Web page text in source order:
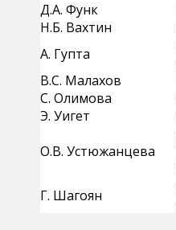
Д.А. Функ
Н.Б. Вахтин
А. Гупта
В.С. Малахов
С. Олимова
Э. Уигет
О.В. Устюжанцева
Г. Шагоян